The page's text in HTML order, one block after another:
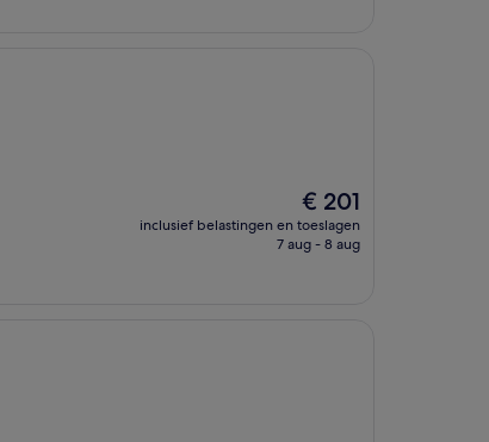
De
prijs
is
€ 201
inclusief belastingen en toeslagen
7 aug - 8 aug